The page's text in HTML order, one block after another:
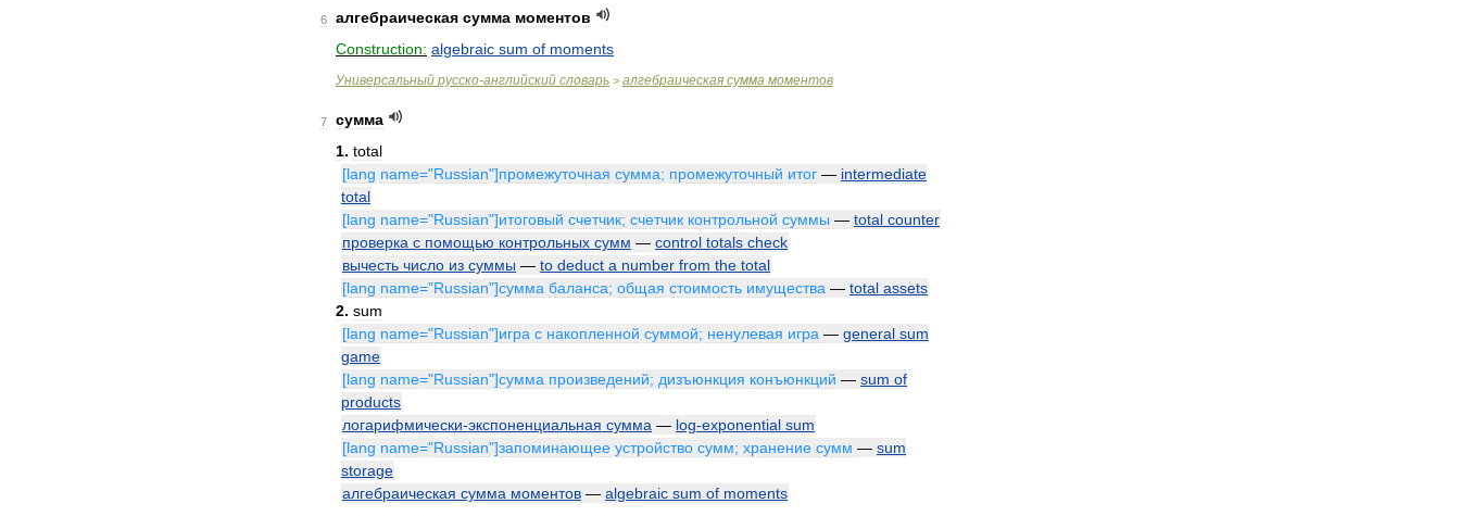
6 алгебраическая сумма моментов
Construction: algebraic sum of moments
Универсальный русско-английский словарь > алгебраическая сумма моментов
7
сумма
1. total
[lang name="Russian"]промежуточная сумма; промежуточный итог — intermediate
total
[lang name="Russian"]итоговый счетчик; счетчик контрольной суммы — total counter
проверка с помощью контрольных сумм — control totals check
вычесть число из суммы — to deduct a number from the total
[lang name="Russian"]сумма баланса; общая стоимость имущества — total assets
2. sum
[lang name="Russian"]игра с накопленной суммой; ненулевая игра — general sum
game
[lang name="Russian"]сумма произведений; дизъюнкция конъюнкций — sum of
products
логарифмически-экспоненциальная сумма — log-exponential sum
[lang name="Russian"]запоминающее устройство сумм; хранение сумм — sum
storage
алгебраическая сумма моментов — algebraic sum of moments